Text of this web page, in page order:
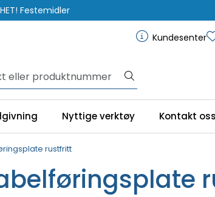
Festemidler
Kundesenter
Nyttige verktøy Kontakt oss
rustfritt